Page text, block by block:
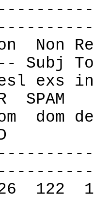
Non
Subj
exs
SPAM
dom
122